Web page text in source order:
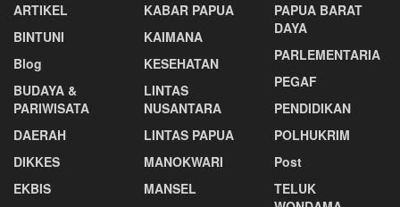
ARTIKEL
BINTUNI
Blog
BUDAYA &
PARIWISATA
DAERAH
DIKKES
EKBIS
KABAR PAPUA
KAIMANA
KESEHATAN
LINTAS
NUSANTARA
LINTAS PAPUA
MANOKWARI
MANSEL
PAPUA BARAT
DAYA
PARLEMENTARIA
PEGAF
PENDIDIKAN
POLHUKRIM
Post
TELUK